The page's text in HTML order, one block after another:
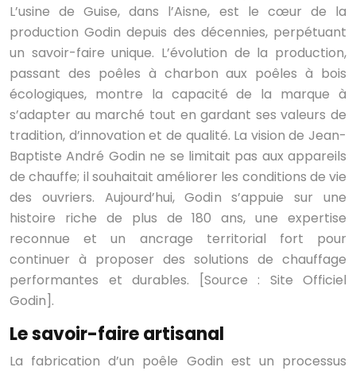
L’usine de Guise, dans l’Aisne, est le cœur de la
production Godin depuis des décennies, perpétuant
un savoir-faire unique. L’évolution de la production,
passant des poêles à charbon aux poêles à bois
écologiques, montre la capacité de la marque à
s’adapter au marché tout en gardant ses valeurs de
tradition, d’innovation et de qualité. La vision de Jean-
Baptiste André Godin ne se limitait pas aux appareils
de chauffe; il souhaitait améliorer les conditions de vie
des ouvriers. Aujourd’hui, Godin s’appuie sur une
histoire riche de plus de 180 ans, une expertise
reconnue et un ancrage territorial fort pour
continuer à proposer des solutions de chauffage
performantes et durables. [Source : Site Officiel
Godin].
Le savoir-faire artisanal
La fabrication d’un poêle Godin est un processus